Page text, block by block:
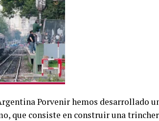
Porvenir hemos desarrollado
que consiste en construir una